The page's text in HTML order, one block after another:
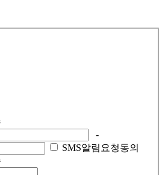
-
SMS알림요청동의